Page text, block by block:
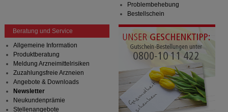
Problembehebung
Bestellschein
Beratung und Service
Allgemeine Information
Produktberatung
Meldung Arzneimittelrisiken
Zuzahlungsfreie Arzneien
Angebote & Downloads
Newsletter
Neukundenprämie
Stellenangebote